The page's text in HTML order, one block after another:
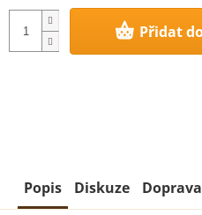
Měrná
cena:
Přidat
Popis Diskuze